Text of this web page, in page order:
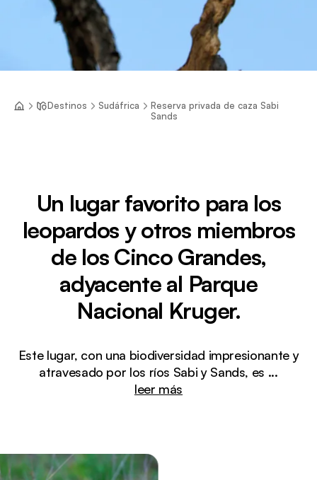
Destinos Sudáfrica
Reserva privada de caza Sabi
Sands
Un lugar favorito para los
leopardos y otros miembros
de los Cinco Grandes,
adyacente al Parque
Nacional Kruger.
Este lugar, con una biodiversidad impresionante y
atravesado por los ríos Sabi y Sands, es ...
leer más